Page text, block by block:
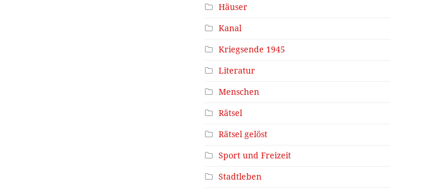
Häuser
Kanal
Kriegsende 1945
Literatur
Menschen
Rätsel
Rätsel gelöst
Sport und Freizeit
Stadtleben